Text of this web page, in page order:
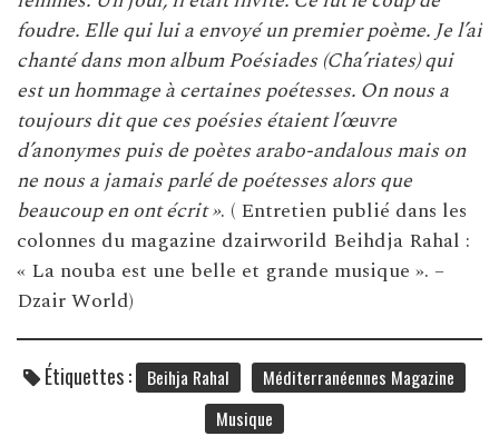
foudre. Elle qui lui a envoyé un premier poème. Je l’ai
chanté dans mon album Poésiades (Cha’riates) qui
est un hommage à certaines poétesses. On nous a
toujours dit que ces poésies étaient l’œuvre
d’anonymes puis de poètes arabo-andalous mais on
ne nous a jamais parlé de poétesses alors que
beaucoup en ont écrit ». ( Entretien publié dans les
colonnes du magazine dzairworild Beihdja Rahal :
« La nouba est une belle et grande musique ». –
Dzair World)
Étiquettes : Beihja Rahal
Méditerranéennes Magazine
Musique